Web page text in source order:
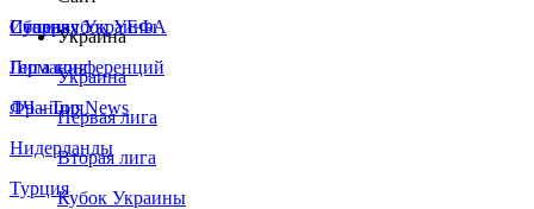
Сборная Украины
Италия
Германия
Франция
Нидерланды
Турция
Суперкубок УЕФА
Лига конференций
ЛЧ - Top News
Украина
Украина
Первая лига
Вторая лига
Кубок Украины